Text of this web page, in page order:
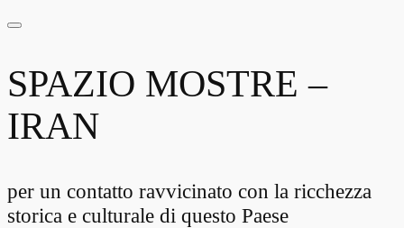
SPAZIO MOSTRE –
IRAN
per un contatto ravvicinato con la ricchezza
storica e culturale di questo Paese